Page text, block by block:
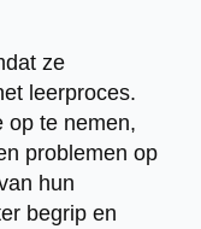
ze
leerproces.
op te nemen,
problemen op
hun
begrip en